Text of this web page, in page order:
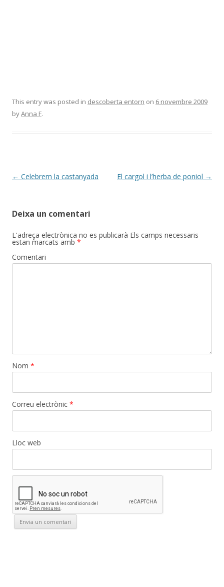
This entry was posted in descoberta entorn on 6 novembre 2009
byAnna F.
Post
← Celebrem la castanyada El cargol i l’herba de poniol →
Deixa un comentari
L'adreça electrònica no es publicarà Els camps necessaris
estan marcats amb *
Comentari
Nom *
Correu electrònic *
Lloc web